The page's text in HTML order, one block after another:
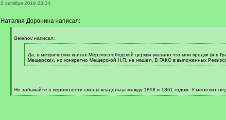
2 октября 2019 23:34
Наталия Доронина написал:
q
Belehov написал:
q
]
Да, в метрических книгах Мерзлослободской церкви указано что мои предки (и
Мещерских, но конкретно Мещерской Н.П. не нашел. В ГАКО в выложенных
[
Не забывайте о вероятности смены владельца между 1858 и 1861 годом. У меня вот
[